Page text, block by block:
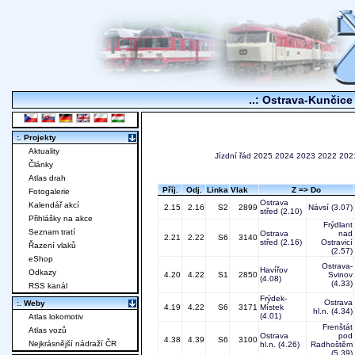
..: Ostrava-
Jízdní řád 2025 2024 2023 2022
Příj. Odj. Linka Vlak
Z => Do
2.15
2.16 S2 2899
Ostrava
střed (2.10) Návsí (3.07)
2.21 2.22 S6 3140 Ostrava
střed (2.16)
Frýdlant
nad
Ostravicí
(2.57)
4.20 4.22 S1 2850
Havířov
(4.08)
Ostrava-
Svinov
(4.33)
4.19 4.22 S6 3171
Frýdek-
Místek
(4.01)
Ostrava
hl.n. (4.34)
4.38 4.39 S6 3100 Ostrava
hl.n. (4.26)
Frenštát
pod
Radhoštěm
:. Projekty
Aktuality
Články
Atlas drah
Fotogalerie
Kalendář akcí
Přihlášky na akce
Seznam tratí
Řazení vlaků
eShop
Odkazy
RSS kanál
:. Weby
Atlas lokomotiv
Atlas vozů
Nejkrásnější nádraží ČR